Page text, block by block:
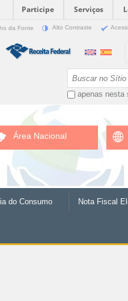
Participe Serviços
da Fonte Alto Contraste
apenas nesta
Área Nacional
do Consumo Nota Fiscal